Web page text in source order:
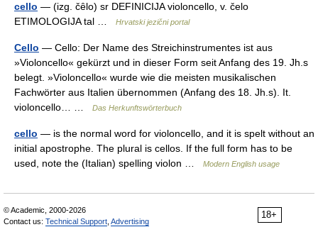
cello — (izg. čȇlo) sr DEFINICIJA violoncello, v. čelo
ETIMOLOGIJA tal …
Hrvatski jezični portal
Cello — Cello: Der Name des Streichinstrumentes ist aus
»Violoncello« gekürzt und in dieser Form seit Anfang des 19. Jh.s
belegt. »Violoncello« wurde wie die meisten musikalischen
Fachwörter aus Italien übernommen (Anfang des 18. Jh.s). It.
violoncello… …
Das Herkunftswörterbuch
cello — is the normal word for violoncello, and it is spelt without an
initial apostrophe. The plural is cellos. If the full form has to be
used, note the (Italian) spelling violon …
Modern English usage
18+
© Academic, 2000-2026
Contact us: Technical Support Advertising